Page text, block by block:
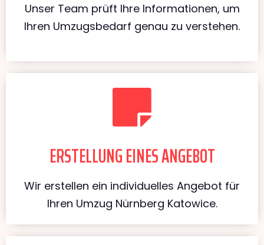
Unser Team prüft Ihre Informationen, um
Ihren Umzugsbedarf genau zu verstehen.
ERSTELLUNG EINES ANGEBOT
Wir erstellen ein individuelles Angebot für
Ihren Umzug Nürnberg Katowice.